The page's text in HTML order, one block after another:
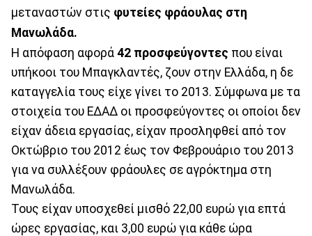
μεταναστών στις φυτείες φράουλας στη
Μανωλάδα.
Η απόφαση αφορά 42 προσφεύγοντες που είναι
υπήκοοι του Μπαγκλαντές, ζουν στην Ελλάδα, η δε
καταγγελία τους είχε γίνει το 2013. Σύμφωνα με τα
στοιχεία του ΕΔΑΔ οι προσφεύγοντες οι οποίοι δεν
είχαν άδεια εργασίας, είχαν προσληφθεί από τον
Οκτώβριο του 2012 έως τον Φεβρουάριο του 2013
για να συλλέξουν φράουλες σε αγρόκτημα στη
Μανωλάδα.
Τους είχαν υποσχεθεί μισθό 22,00 ευρώ για επτά
ώρες εργασίας, και 3,00 ευρώ για κάθε ώρα